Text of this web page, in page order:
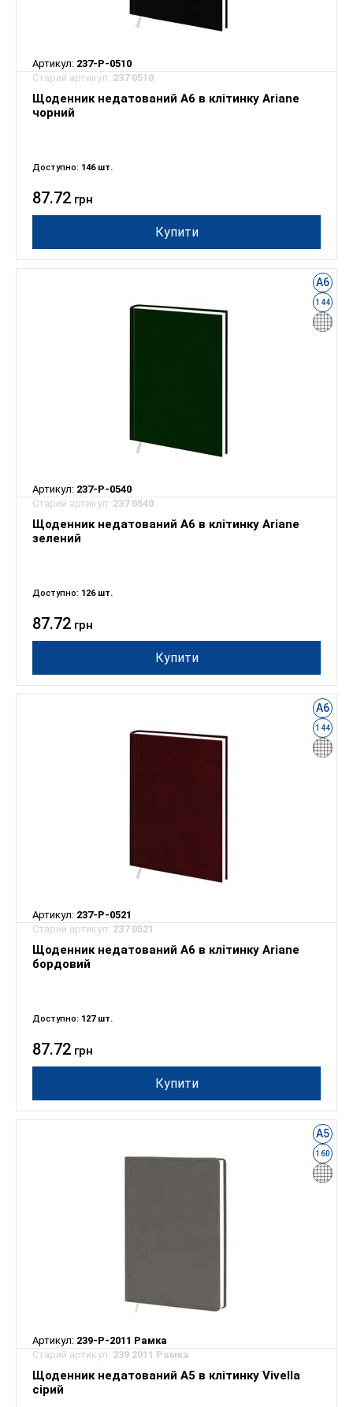
Артикул: 237-P-0510
Старий артикул: 237 0510
Щоденник недатований А6 в клітинку Ariane
чорний
87.72 грн
Доступно: 146 шт.
Купити
А6
144
Артикул: 237-P-0540
Старий артикул: 237 0540
Щоденник недатований А6 в клітинку Ariane
зелений
87.72 грн
Доступно: 126 шт.
Купити
А6
144
Артикул: 237-P-0521
Старий артикул: 237 0521
Щоденник недатований А6 в клітинку Ariane
бордовий
87.72 грн
Доступно: 127 шт.
Купити
А5
160
Артикул: 239-P-2011 Рамка
Старий артикул: 239 2011 Рамка
Щоденник недатований А5 в клітинку Vivella
сірий